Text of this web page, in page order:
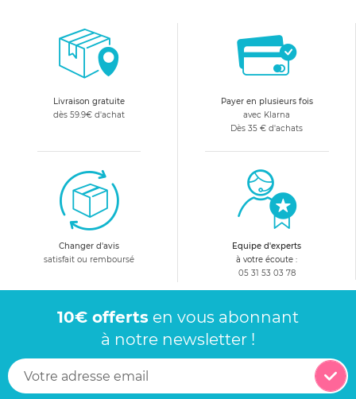
Livraison gratuite
dès 59.9€ d'achat
Payer en plusieurs fois
avec Klarna
Dès 35 € d'achats
Changer d'avis
satisfait ou remboursé
Equipe d'experts
à votre écoute :
05 31 53 03 78
10€ offerts en vous abonnant
à notre newsletter !